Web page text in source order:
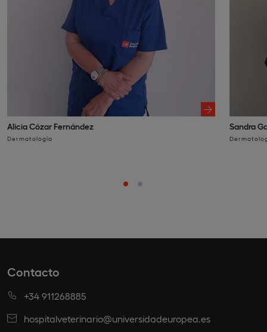
Alicia Cózar Fernández
Dermatología
Sandra
Contacto
+34 911268885
hospitalveterinario@universidadeuropea.es